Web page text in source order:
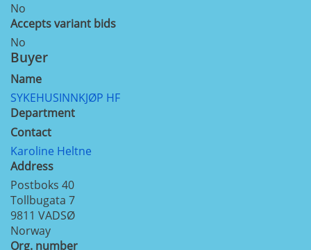
No
Accepts variant bids
No
Buyer
Name
SYKEHUSINNKJØP HF
Department
Contact
Karoline Heltne
Address
Postboks 40
Tollbugata 7
9811 VADSØ
Norway
Org. number